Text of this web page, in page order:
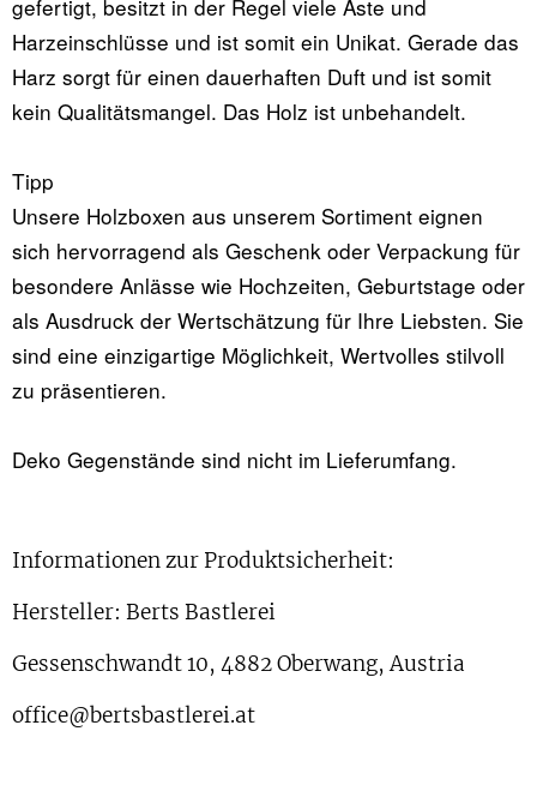
gefertigt, besitzt in der Regel viele Äste und
Harzeinschlüsse und ist somit ein Unikat. Gerade das
Harz sorgt für einen dauerhaften Duft und ist somit
kein Qualitätsmangel. Das Holz ist unbehandelt.
Tipp
Unsere Holzboxen aus unserem Sortiment eignen
sich hervorragend als Geschenk oder Verpackung für
besondere Anlässe wie Hochzeiten, Geburtstage oder
als Ausdruck der Wertschätzung für Ihre Liebsten. Sie
sind eine einzigartige Möglichkeit, Wertvolles stilvoll
zu präsentieren.
Deko Gegenstände sind nicht im Lieferumfang.
Informationen zur Produktsicherheit:
Hersteller: Berts Bastlerei
Gessenschwandt 10, 4882 Oberwang, Austria
office@bertsbastlerei.at